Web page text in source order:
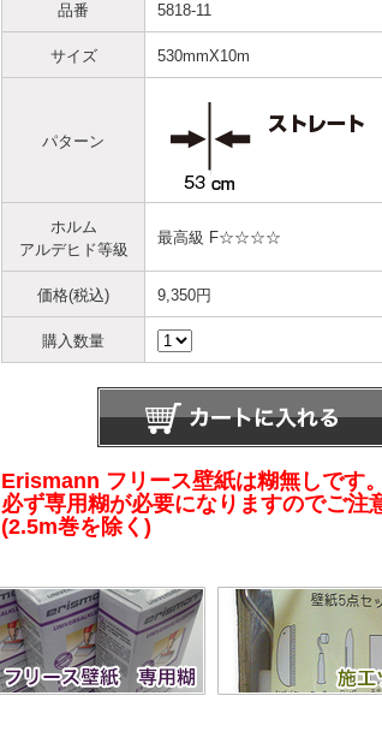
品番 5818-11
サイズ 530mmX10m
パターン
ホルム
アルデヒド等級
最高級 F☆☆☆☆
価格(税込) 9,350円
購入数量
Erismann フリース壁紙は糊無しです。
必ず専用糊が必要になりますのでご注
(2.5m巻を除く)